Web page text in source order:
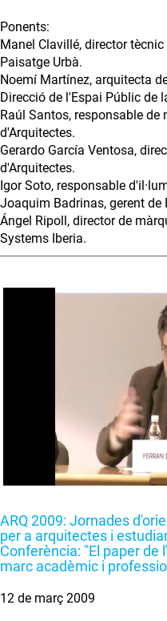
Ponents:
Manel Clavillé, director
Paisatge Urbà.
Noemí Martínez, arquitecta
Direcció de l'Espai Públic de
Raúl Santos, responsable de
d'Arquitectes.
Gerardo García Ventosa,
d'Arquitectes.
Igor Soto, responsable
Joaquim Badrinas, gerent de
Ángel Ripoll, director de
Systems Iberia.
ARQ 2009: Jornades
per a arquitectes i
Conferència: "El paper de
marc acadèmic i
12 de març 2009